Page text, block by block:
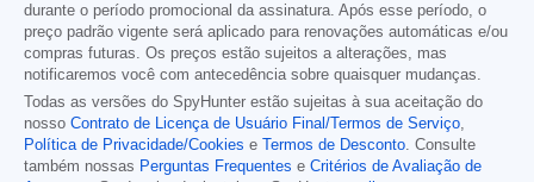
durante o período promocional da assinatura. Após esse período, o
preço padrão vigente será aplicado para renovações automáticas e/ou
compras futuras. Os preços estão sujeitos a alterações, mas
notificaremos você com antecedência sobre quaisquer mudanças.
Todas as versões do SpyHunter estão sujeitas à sua aceitação do
nosso Contrato de Licença de Usuário Final/Termos de Serviço,
Política de Privacidade/Cookies e Termos de Desconto. Consulte
também nossas Perguntas Frequentes e Critérios de Avaliação de